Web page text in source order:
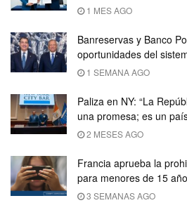
1 MES AGO
Banreservas y Banco
oportunidades del
1 SEMANA AGO
Paliza en NY: “La
una promesa; es un
2 MESES AGO
Francia aprueba la
para menores de 15
3 SEMANAS AGO